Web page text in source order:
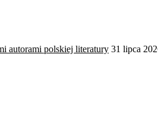
autorami polskiej literatury 31 lipca